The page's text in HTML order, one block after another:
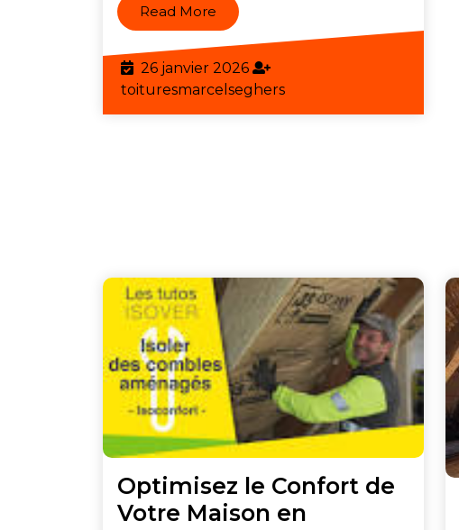
Read More Read
More
26 janvier 202626
janvier
2026
toituresmarcelsegherstoituresmarcelseghers
Optimisez le Confort de
Votre Maison en